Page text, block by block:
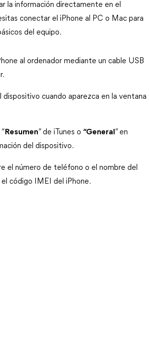
la información directamente en el
conectar el iPhone al PC o Mac para
del equipo.
al ordenador mediante un cable USB
dispositivo cuando aparezca en la ventana
Resumen” de iTunes o “General ” en
del dispositivo.
el número de teléfono o el nombre del
código IMEI del iPhone.